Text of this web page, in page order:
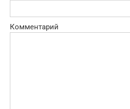
Комментарий